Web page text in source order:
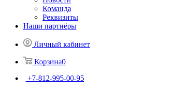
Команда
Реквизиты
Наши партнёры
Личный кабинет
Корзина0
+7-812-995-00-95